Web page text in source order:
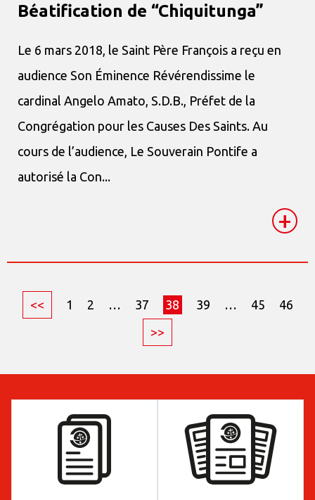
Béatification de “Chiquitunga”
Le 6 mars 2018, le Saint Père François a reçu en
audience Son Éminence Révérendissime le
cardinal Angelo Amato, S.D.B., Préfet de la
Congrégation pour les Causes Des Saints. Au
cours de l’audience, Le Souverain Pontife a
autorisé la Con...
+
<< 1 2 … 37 38 39 … 45
46
>>